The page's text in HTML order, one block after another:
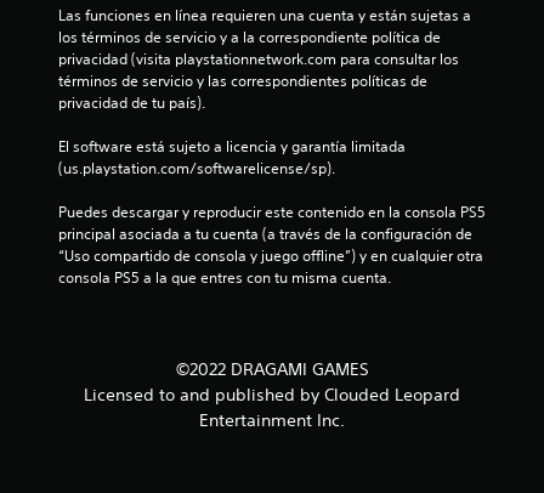
Las funciones en línea requieren una cuenta y están sujetas a
los términos de servicio y a la correspondiente política de
privacidad (visita playstationnetwork.com para consultar los
términos de servicio y las correspondientes políticas de
privacidad de tu país).
El software está sujeto a licencia y garantía limitada
(us.playstation.com/softwarelicense/sp).
Puedes descargar y reproducir este contenido en la consola PS5
principal asociada a tu cuenta (a través de la configuración de
“Uso compartido de consola y juego offline”) y en cualquier otra
consola PS5 a la que entres con tu misma cuenta.
©2022 DRAGAMI GAMES
Licensed to and published by Clouded Leopard
Entertainment Inc.